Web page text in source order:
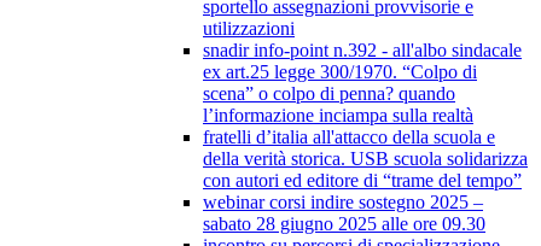
sportello assegnazioni provvisorie e
utilizzazioni
snadir info-point n.392 - all'albo sindacale
ex art.25 legge 300/1970. “Colpo di
scena” o colpo di penna? quando
l’informazione inciampa sulla realtà
fratelli d’italia all'attacco della scuola e
della verità storica. USB scuola solidarizza
con autori ed editore di “trame del tempo”
webinar corsi indire sostegno 2025 –
sabato 28 giugno 2025 alle ore 09.30